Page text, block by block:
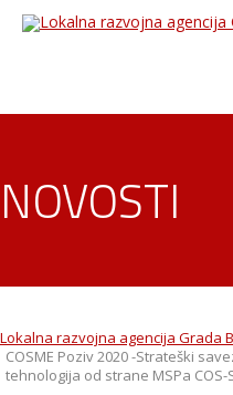
NOVOSTI
Lokalna razvojna agencija Grada
COSME Poziv 2020 -Strateški
tehnologija od strane MSPa COS-